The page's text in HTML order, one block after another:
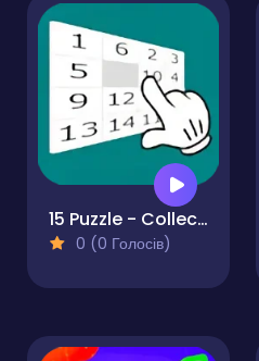
15 Puzzle - Collect numbers
0 (0 Голосів)